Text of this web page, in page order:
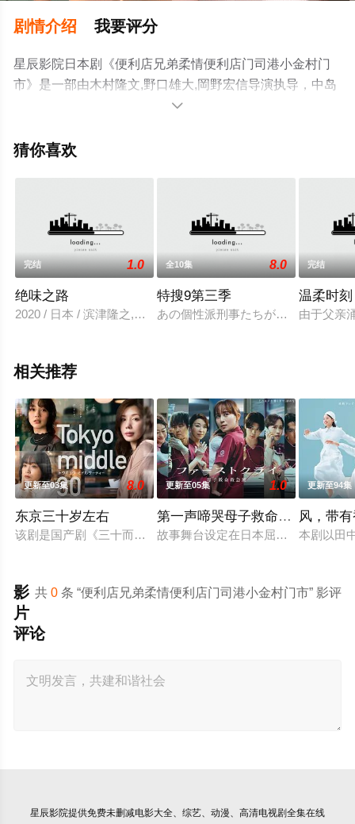
剧情介绍 我要评分
星辰影院日本剧《便利店兄弟柔情便利店门司港小金村门
市》是一部由木村隆文,野口雄大,岡野宏信导演执导，中岛
健人,田中丽奈,铃木福,曾田陵介,光石研,马场彻,斋藤润,中原
剧，大结局剧情已揭晓（第10集完结），手机免费观看高

猜你喜欢
完结 1.0
绝味之路
2020 / 日本 / 滨津隆之,酒井若菜,山本耕史,西村瑠香,长村航希
全10集 8.0
特搜9第三季
あの個性派刑事たちが帰ってくる
完结
温柔时刻
由于父亲
相关推荐
更新至03集 8.0
东京三十岁左右
该剧是国产剧《三十而已》的日本翻拍版。故事讲述曾从外地
更新至05集 1.0
第一声啼哭母子救命急救班
故事舞台设定在日本屈指可数的顶级
更新至94集
风，带
本剧以田
共0 条 “便利店兄弟柔情便利店门司港小金村门市” 影评
影
片
评论
星辰影院提供免费未删减电影大全、综艺、动漫、高清电视剧全集在线